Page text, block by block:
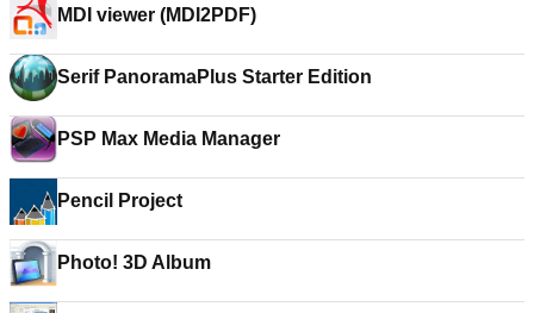
MDI viewer (MDI2PDF)
Serif PanoramaPlus Starter Edition
PSP Max Media Manager
Pencil Project
Photo! 3D Album